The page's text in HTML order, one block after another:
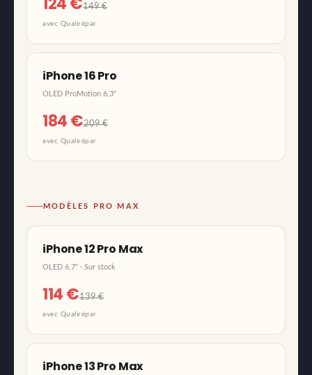
149 €
avec Qualirépar
iPhone 16 Pro
OLED ProMotion 6,3"
184 €209 €
avec Qualirépar
MODÈLES PRO MAX
iPhone 12 Pro Max
OLED 6,7" · Sur stock
114 €139 €
avec Qualirépar
iPhone 13 Pro Max